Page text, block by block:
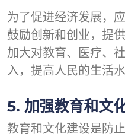
为了促进经济发展，
鼓励创新和创业，提
加大对教育、医疗、
入，提高人民的生活水
5. 加强教育和文
教育和文化建设是防